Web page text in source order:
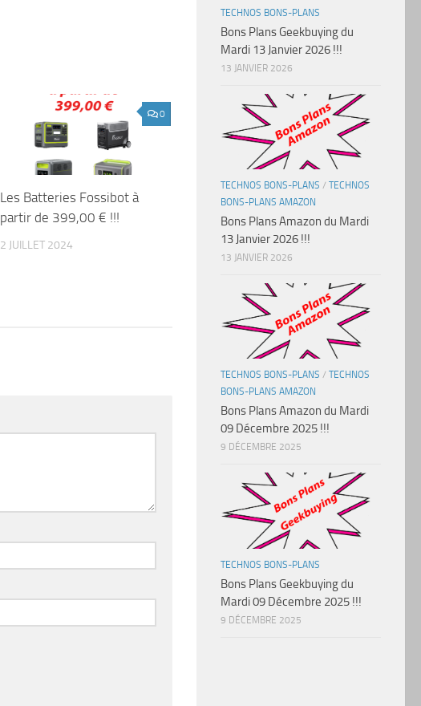
0
Les Batteries Fossibot à
partir de 399,00 € !!!
2 JUILLET 2024
TECHNOS BONS-PLANS
Bons Plans Geekbuying du
Mardi 13 Janvier 2026 !!!
13 JANVIER 2026
TECHNOS BONS-PLANS / TECHNOS
BONS-PLANS AMAZON
Bons Plans Amazon du Mardi
13 Janvier 2026 !!!
13 JANVIER 2026
TECHNOS BONS-PLANS / TECHNOS
BONS-PLANS AMAZON
Bons Plans Amazon du Mardi
09 Décembre 2025 !!!
9 DÉCEMBRE 2025
TECHNOS BONS-PLANS
Bons Plans Geekbuying du
Mardi 09 Décembre 2025 !!!
9 DÉCEMBRE 2025